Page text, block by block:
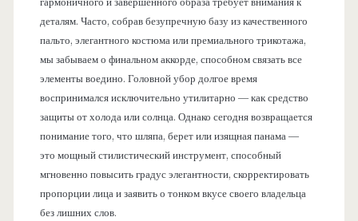
деталям. Часто, собрав безупречную базу из качественного
пальто, элегантного костюма или премиального трикотажа,
мы забываем о финальном аккорде, способном связать все
элементы воедино. Головной убор долгое время
воспринимался исключительно утилитарно — как средство
защиты от холода или солнца. Однако сегодня возвращается
понимание того, что шляпа, берет или изящная панама —
это мощный стилистический инструмент, способный
мгновенно повысить градус элегантности, скорректировать
пропорции лица и заявить о тонком вкусе своего владельца
без лишних слов.